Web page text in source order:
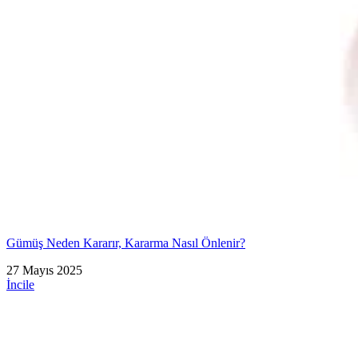
Gümüş Neden Kararır, Kararma Nasıl Önlenir?
27 Mayıs 2025
İncile